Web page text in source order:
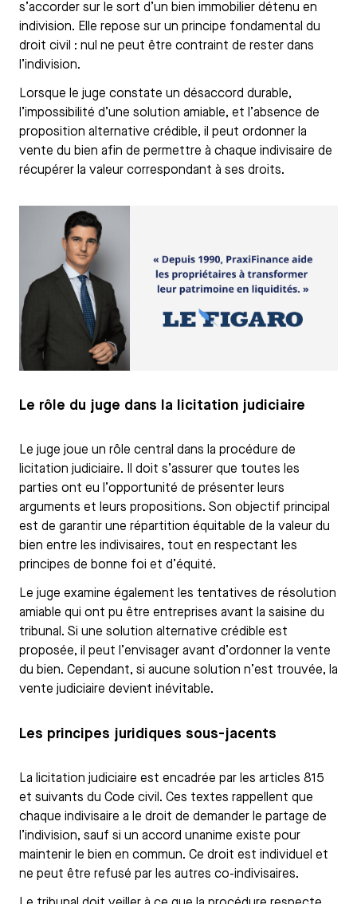
s’accorder sur le sort d’un bien immobilier détenu en
indivision. Elle repose sur un principe fondamental du
droit civil : nul ne peut être contraint de rester dans
l’indivision.
Lorsque le juge constate un désaccord durable,
l’impossibilité d’une solution amiable, et l’absence de
proposition alternative crédible, il peut ordonner la
vente du bien afin de permettre à chaque indivisaire de
récupérer la valeur correspondant à ses droits.
Le rôle du juge dans la licitation judiciaire
Le juge joue un rôle central dans la procédure de
licitation judiciaire. Il doit s’assurer que toutes les
parties ont eu l’opportunité de présenter leurs
arguments et leurs propositions. Son objectif principal
est de garantir une répartition équitable de la valeur du
bien entre les indivisaires, tout en respectant les
principes de bonne foi et d’équité.
Le juge examine également les tentatives de résolution
amiable qui ont pu être entreprises avant la saisine du
tribunal. Si une solution alternative crédible est
proposée, il peut l’envisager avant d’ordonner la vente
du bien. Cependant, si aucune solution n’est trouvée, la
vente judiciaire devient inévitable.
Les principes juridiques sous-jacents
La licitation judiciaire est encadrée par les articles 815
et suivants du Code civil. Ces textes rappellent que
chaque indivisaire a le droit de demander le partage de
l’indivision, sauf si un accord unanime existe pour
maintenir le bien en commun. Ce droit est individuel et
ne peut être refusé par les autres co-indivisaires.